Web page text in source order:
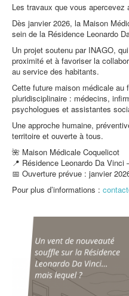
Les travaux que vous apercevez
Dès janvier 2026, la Maison
sein de la Résidence Leonardo
Un projet soutenu par INAGO,
proximité et à favoriser la
au service des habitants.
Cette future maison médicale au
pluridisciplinaire : médecins,
psychologues et assistantes
Une approche humaine,
territoire et ouverte à tous.
🌺 Maison Médicale Coquelicot
📍 Résidence Leonardo Da Vinci
📅 Ouverture prévue : janvier
Pour plus d’informations :